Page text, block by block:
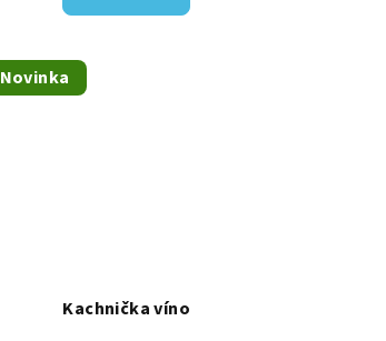
Novinka
Kachnička víno